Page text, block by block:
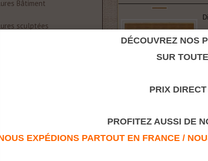
Bâtiment
sculptées
et rosace polyuréthane
Bois
décoratifs Bois & Résine
de table
DÉCOUVREZ NOS
SUR
PRIX
PROFITEZ AUSSI DE
EXPÉDIONS PARTOUT EN FRANCE /